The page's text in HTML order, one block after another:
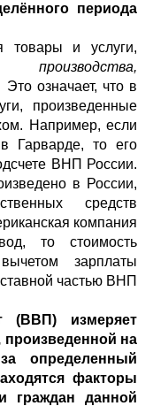
периода
товары и услуги,
производства,
Это означает, что в
произведенные
Например, если
Гарварде, то его
ВНП России.
в России,
средств
компания
то стоимость
зарплаты
частью ВНП
(ВВП) измеряет
произведенной на
определенный
факторы
граждан данной